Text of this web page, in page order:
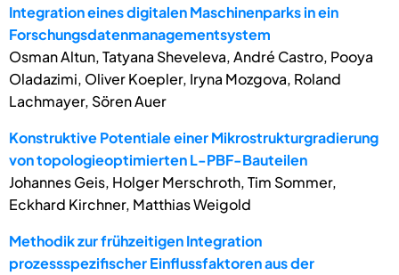
Integration eines digitalen Maschinenparks in ein
Forschungsdatenmanagementsystem
Osman Altun, Tatyana Sheveleva, André Castro, Pooya
Oladazimi, Oliver Koepler, Iryna Mozgova, Roland
Lachmayer, Sören Auer
Konstruktive Potentiale einer Mikrostrukturgradierung
von topologieoptimierten L-PBF-Bauteilen
Johannes Geis, Holger Merschroth, Tim Sommer,
Eckhard Kirchner, Matthias Weigold
Methodik zur frühzeitigen Integration
prozessspezifischer Einflussfaktoren aus der